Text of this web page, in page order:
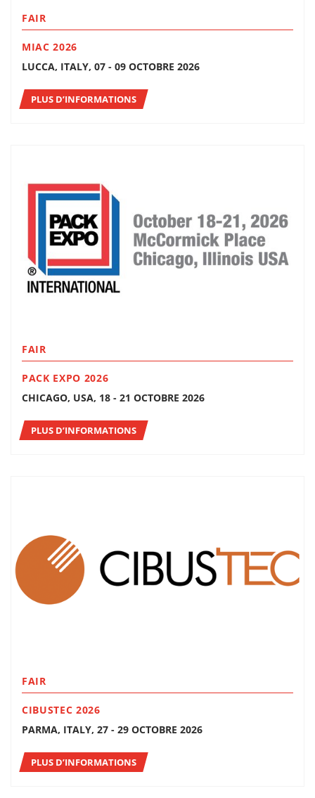
FAIR
MIAC 2026
LUCCA, ITALY, 07 - 09 OCTOBRE 2026
PLUS D’INFORMATIONS
FAIR
PACK EXPO 2026
CHICAGO, USA, 18 - 21 OCTOBRE 2026
PLUS D’INFORMATIONS
FAIR
CIBUSTEC 2026
PARMA, ITALY, 27 - 29 OCTOBRE 2026
PLUS D’INFORMATIONS